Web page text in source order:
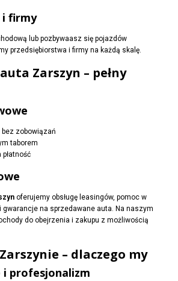
i firmy
lub pozbywaasz się pojazdów
przedsiębiorstwa i firmy na każdą skalę.
Zarszyn – pełny
zobowiązań
taborem
oferujemy obsługę leasingów, pomoc w
na sprzedawane auta. Na naszym
do obejrzenia i zakupu z możliwością
– dlaczego my
i profesjonalizm